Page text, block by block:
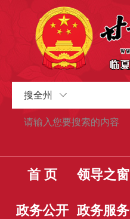
搜全州
首 页 领导之窗
政务公开 政务服务